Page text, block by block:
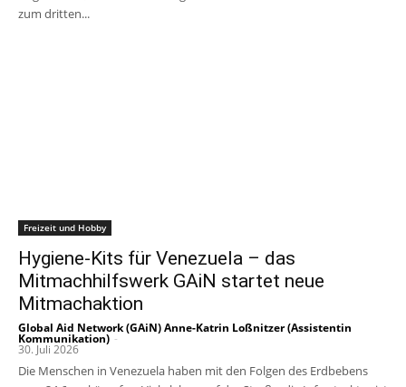
zum dritten...
Freizeit und Hobby
Hygiene-Kits für Venezuela – das
Mitmachhilfswerk GAiN startet neue
Mitmachaktion
Global Aid Network (GAiN) Anne-Katrin Loßnitzer (Assistentin
Kommunikation) -
30. Juli 2026
Die Menschen in Venezuela haben mit den Folgen des Erdbebens